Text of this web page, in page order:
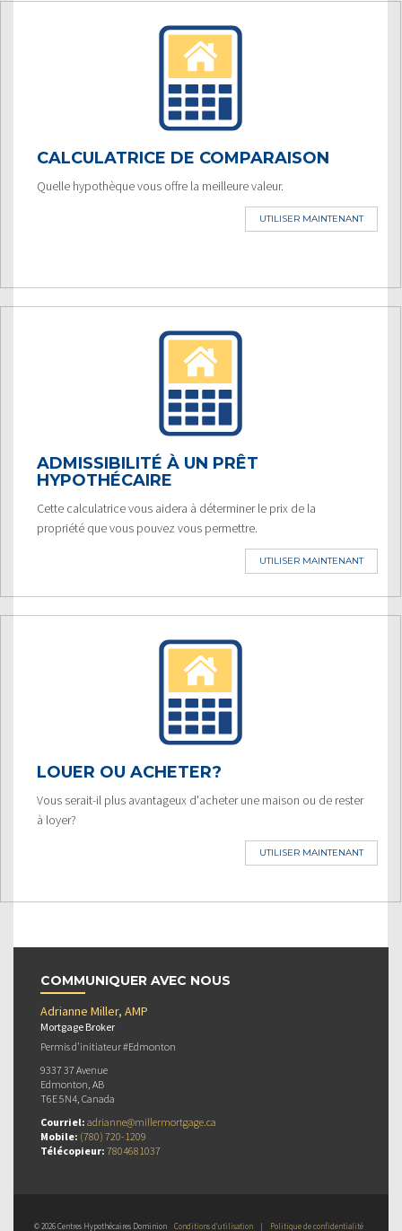
CALCULATRICE DE COMPARAISON
Quelle hypothèque vous offre la meilleure valeur.
UTILISER MAINTENANT
ADMISSIBILITÉ À UN PRÊT
HYPOTHÉCAIRE
Cette calculatrice vous aidera à déterminer le prix de la
propriété que vous pouvez vous permettre.
UTILISER MAINTENANT
LOUER OU ACHETER?
Vous serait-il plus avantageux d'acheter une maison ou de rester
à loyer?
UTILISER MAINTENANT
COMMUNIQUER AVEC NOUS
Adrianne Miller, AMP
Mortgage Broker
Permis d’initiateur #Edmonton
9337 37 Avenue
Edmonton, AB
T6E 5N4, Canada
Courriel: adrianne@millermortgage.ca
Mobile: (780) 720-1209
Télécopieur: 7804681037
© 2026 Centres Hypothécaires Dominion Conditions d’utilisation | Politique de confidentialité